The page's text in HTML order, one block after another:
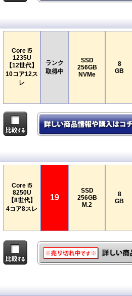
Core i5
1235U
【12世代】
10コア12ス
レ
ランク
取得中
SSD
256GB
NVMe
8
GB
Core i5
8250U
【8世代】
4コア8スレ
19
SSD
256GB
M.2
8
GB